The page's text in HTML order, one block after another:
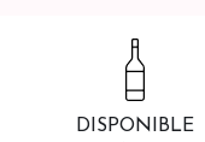
DISPONIBLE